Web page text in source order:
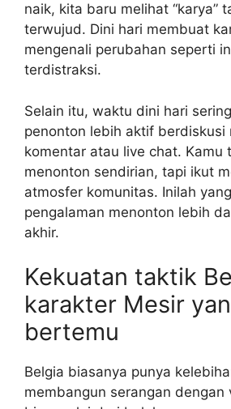
naik, kita baru melihat “karya”
terwujud. Dini hari membuat
mengenali perubahan seperti
terdistraksi.
Selain itu, waktu dini hari
penonton lebih aktif berdiskusi
komentar atau live chat. Kamu
menonton sendirian, tapi ikut
atmosfer komunitas. Inilah
pengalaman menonton lebih
akhir.
Kekuatan taktik
karakter Mesir
bertemu
Belgia biasanya punya
membangun serangan dengan